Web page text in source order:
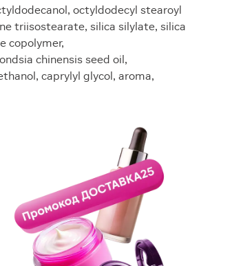
octyldodecyl stearoyl
triisostearate, silica silylate, silica
copolymer,
chinensis seed oil,
caprylyl glycol, aroma,